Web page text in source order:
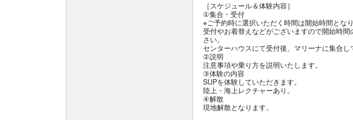
［スケジュール＆体験内容］
①集合・受付
※ご予約時に選択いただく時間は開始時間となり
受付やお着替えなどがございますので開始時
さい。
センターハウスにて受付後、マリーナに集合し
②説明
注意事項や乗り方を説明いたします。
③体験の内容
SUPを体験していただきます。
陸上・海上レクチャーあり。
④解散
現地解散となります。